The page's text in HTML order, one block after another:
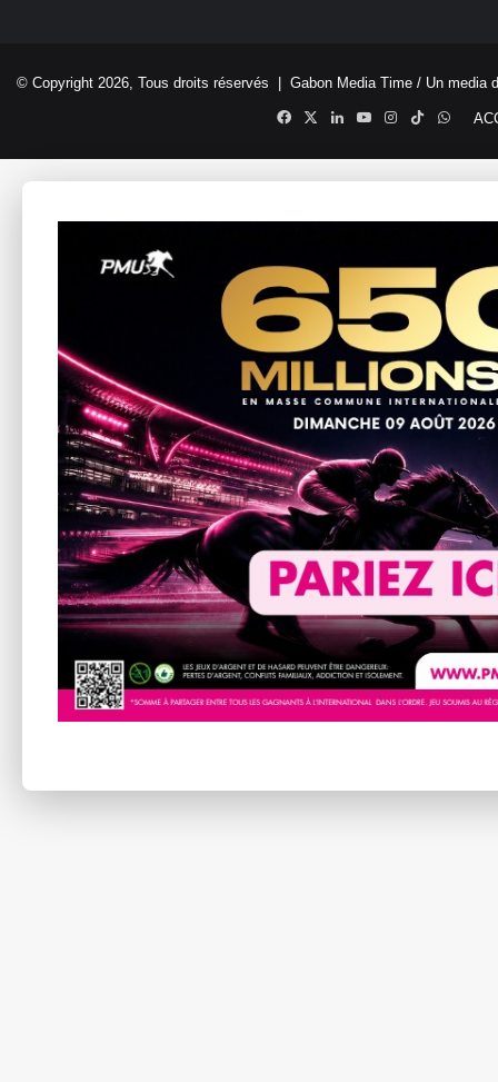
© Copyright 2026, Tous droits réservés | Gabon Media Time / Un media
Facebook
X LinkedinYouTubeInstagram
TikTok